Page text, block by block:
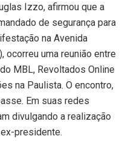
Izzo, afirmou que a
de segurança para
na Avenida
ocorreu uma reunião entre
MBL, Revoltados Online
na Paulista. O encontro,
Em suas redes
divulgando a realização
presidente.